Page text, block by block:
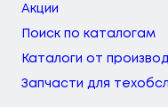
Акции
Поиск по каталогам
Каталоги от
Запчасти для